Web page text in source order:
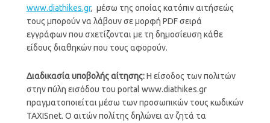
www.diathikes.gr, μέσω της οποίας κατόπιν αιτήσεώς
τους μπορούν να λάβουν σε μορφή PDF σειρά
εγγράφων που σχετίζονται με τη δημοσίευση κάθε
είδους διαθηκών που τους αφορούν.
Διαδικασία υποβολής αίτησης:Η είσοδος των πολιτών
στην πύλη εισόδου του portal www.diathikes.gr
πραγματοποιείται μέσω των προσωπικών τους κωδικών
TAXISnet. Ο αιτών πολίτης δηλώνει αν ζητά τα